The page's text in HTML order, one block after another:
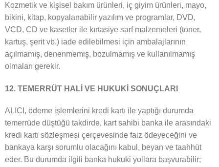
Kozmetik ve kişisel bakım ürünleri, iç giyim ürünleri, mayo,
bikini, kitap, kopyalanabilir yazılım ve programlar, DVD,
VCD, CD ve kasetler ile kırtasiye sarf malzemeleri (toner,
kartuş, şerit vb.) iade edilebilmesi için ambalajlarının
açılmamış, denenmemiş, bozulmamış ve kullanılmamış
olmaları gerekir.
12. TEMERRÜT HALİ VE HUKUKİ SONUÇLARI
ALICI, ödeme işlemlerini kredi kartı ile yaptığı durumda
temerrüde düştüğü takdirde, kart sahibi banka ile arasındaki
kredi kartı sözleşmesi çerçevesinde faiz ödeyeceğini ve
bankaya karşı sorumlu olacağını kabul, beyan ve taahhüt
eder. Bu durumda ilgili banka hukuki yollara başvurabilir;